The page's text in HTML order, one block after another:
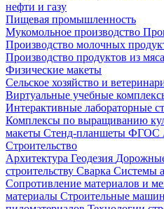
нефти и газу
Пищевая промышленность
Мукомольное производство
Производство молочных
Производство продуктов из
Физические макеты
Сельское хозяйство и
Виртуальные учебные
Интерактивные лабораторные
Комплексы по выращиванию
макеты Стенд-планшеты ФГОС
Строительство
Архитектура Геодезия
строительству Сварка Системы
Сопротивление материалов и
материалы Строительные